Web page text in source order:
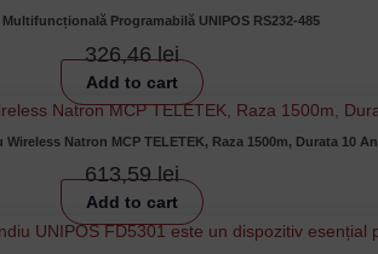
Multifuncțională Programabilă UNIPOS RS232-485
326,46lei
Add to cart
Natron MCP TELETEK, Raza 1500m, Durata 10
613,59lei
Add to cart